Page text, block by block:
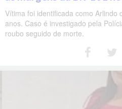
Vítima foi identificada como Arlindo
anos. Caso é investigado pela
roubo seguido de morte.